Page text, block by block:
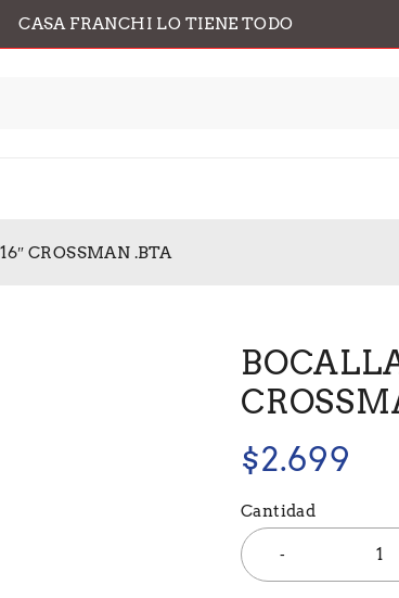
CASA FRANCHI LO TIENE TODO
CROSSMAN .BTA
$2.699
Cantidad